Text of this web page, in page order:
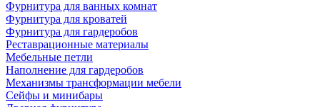
Фурнитура для ванных комнат
Фурнитура для кроватей
Фурнитура для гардеробов
Реставрационные материалы
Мебельные петли
Наполнение для гардеробов
Механизмы трансформации мебели
Сейфы и минибары